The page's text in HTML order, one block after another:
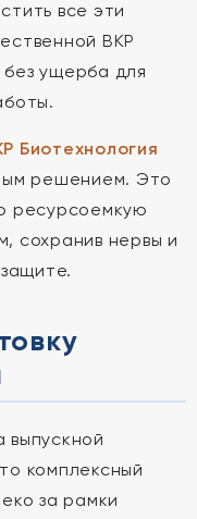
все эти
ВКР
ущерба для
Биотехнология
решением. Это
ресурсоемкую
сохранив нервы и
выпускной
комплексный
за рамки